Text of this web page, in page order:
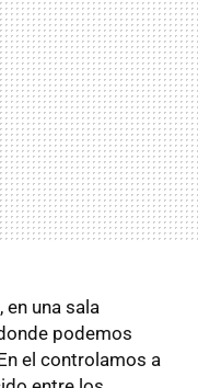
una sala
podemos
el controlamos a